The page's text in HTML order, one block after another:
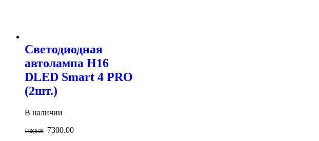
Светодиодная
автолампа H16
DLED Smart 4 PRO
(2шт.)
В наличии
14600.00 7300.00